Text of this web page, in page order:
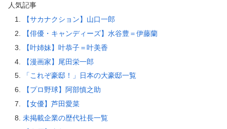
人気記事
【サカナクション】山口一郎
【俳優・キャンディーズ】水谷豊＝伊藤蘭
【叶姉妹】叶恭子＝叶美香
【漫画家】尾田栄一郎
「これぞ豪邸！」日本の大豪邸一覧
【プロ野球】阿部慎之助
【女優】芦田愛菜
未掲載企業の歴代社長一覧